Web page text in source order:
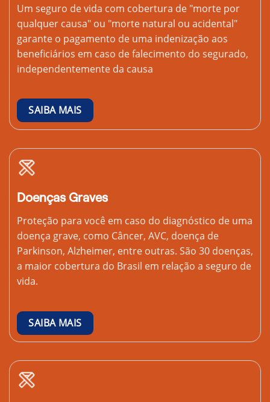
Um seguro de vida com cobertura de "morte por
qualquer causa" ou "morte natural ou acidental"
garante o pagamento de uma indenização aos
beneficiários em caso de falecimento do segurado,
independentemente da causa
SAIBA MAIS
Doenças Graves
Proteção para você em caso do diagnóstico de uma
doença grave, como Câncer, AVC, doença de
Parkinson, Alzheimer, entre outras. São 30 doenças,
a maior cobertura do Brasil em relação a seguro de
vida.
SAIBA MAIS